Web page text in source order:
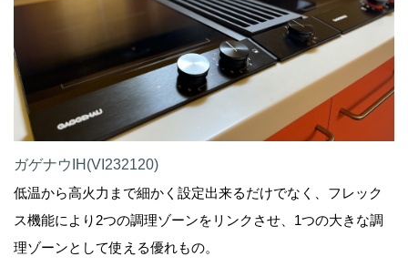
ガゲナウIH(VI232120)
低温から高火力まで細かく設定出来るだけでなく、フレック
ス機能により2つの調理ゾーンをリンクさせ、1つの大きな調
理ゾーンとして使える優れもの。